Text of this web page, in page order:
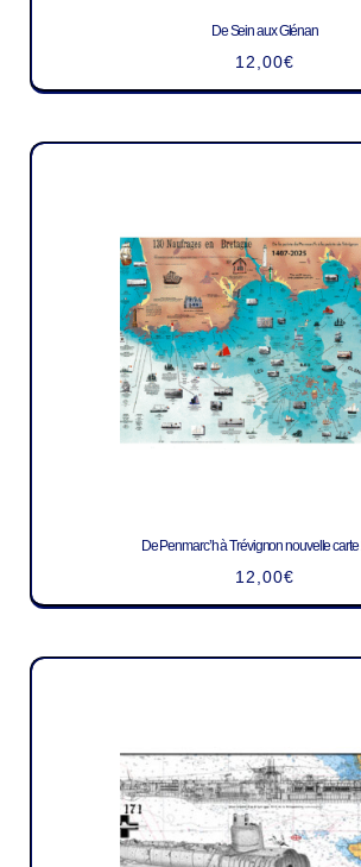
De Sein aux Glénan
12,00€
De Penmarc’h à Trévignon nouvelle
12,00€